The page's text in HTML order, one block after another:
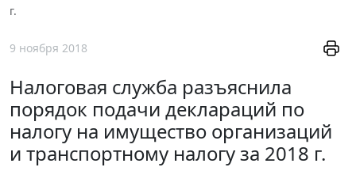
г.
9 ноября 2018
Налоговая служба разъяснила
порядок подачи деклараций по
налогу на имущество организаций
и транспортному налогу за 2018 г.